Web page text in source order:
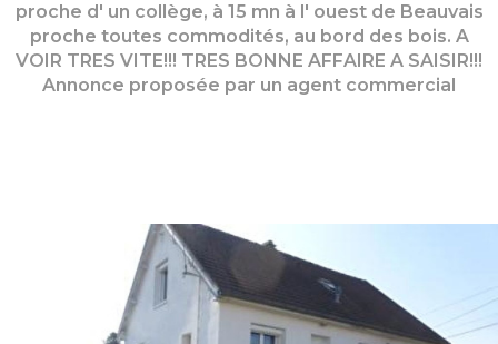
proche d' un collège, à 15 mn à l' ouest de Beauvais
proche toutes commodités, au bord des bois. A
VOIR TRES VITE!!! TRES BONNE AFFAIRE A SAISIR!!!
Annonce proposée par un agent commercial